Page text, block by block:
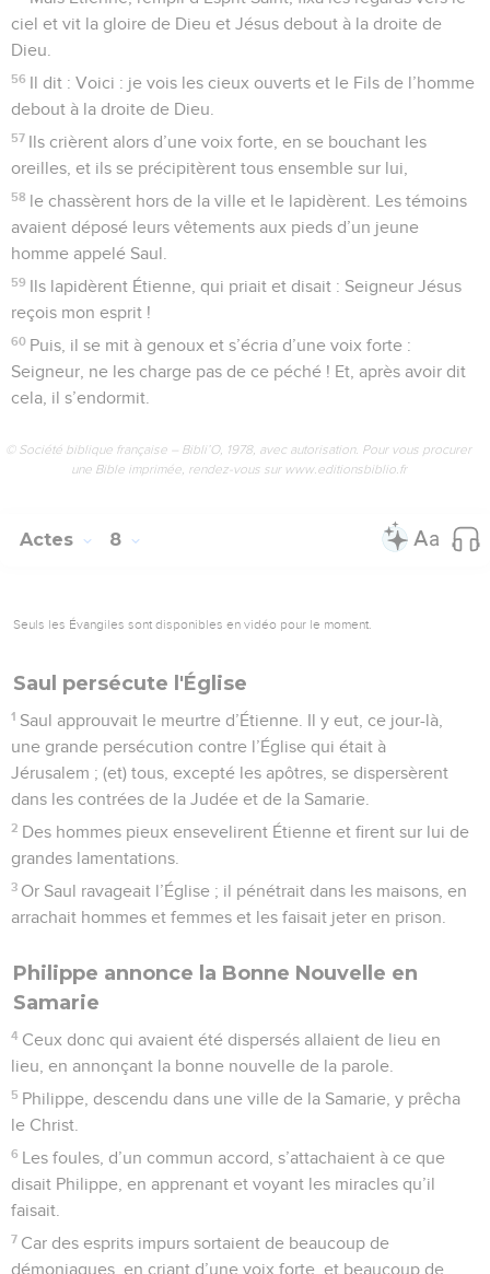
ciel et vit la gloire de Dieu et Jésus debout à la droite de
Dieu.
56 Il dit : Voici : je vois les cieux ouverts et le Fils de l’homme
debout à la droite de Dieu.
57 Ils crièrent alors d’une voix forte, en se bouchant les
oreilles, et ils se précipitèrent tous ensemble sur lui,
58 le chassèrent hors de la ville et le lapidèrent. Les témoins
avaient déposé leurs vêtements aux pieds d’un jeune
homme appelé Saul.
59 Ils lapidèrent Étienne, qui priait et disait : Seigneur Jésus
reçois mon esprit !
60 Puis, il se mit à genoux et s’écria d’une voix forte :
Seigneur, ne les charge pas de ce péché ! Et, après avoir dit
cela, il s’endormit.
© Société biblique française – Bibli’O, 1978, avec autorisation. Pour vous procurer
une Bible imprimée, rendez-vous sur www.editionsbiblio.fr
Actes 8
Seuls les Évangiles sont disponibles en vidéo pour le moment.
Saul persécute l'Église
1 Saul approuvait le meurtre d’Étienne. Il y eut, ce jour-là,
une grande persécution contre l’Église qui était à
Jérusalem ; (et) tous, excepté les apôtres, se dispersèrent
dans les contrées de la Judée et de la Samarie.
2 Des hommes pieux ensevelirent Étienne et firent sur lui de
grandes lamentations.
3 Or Saul ravageait l’Église ; il pénétrait dans les maisons, en
arrachait hommes et femmes et les faisait jeter en prison.
Philippe annonce la Bonne Nouvelle en
Samarie
4 Ceux donc qui avaient été dispersés allaient de lieu en
lieu, en annonçant la bonne nouvelle de la parole.
5 Philippe, descendu dans une ville de la Samarie, y prêcha
le Christ.
6 Les foules, d’un commun accord, s’attachaient à ce que
disait Philippe, en apprenant et voyant les miracles qu’il
faisait.
7 Car des esprits impurs sortaient de beaucoup de
démoniaques, en criant d’une voix forte, et beaucoup de